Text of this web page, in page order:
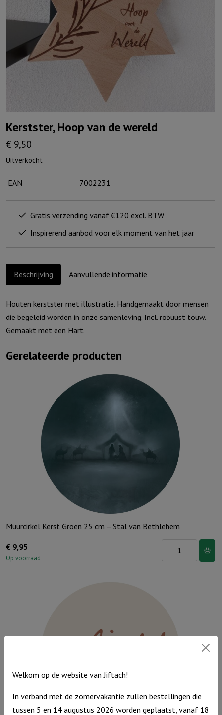
Kerstster, Hoop van de wereld
€ 9,50
Uitverkocht
EAN 7002231
Gratis verzending vanaf €120 excl. BTW
Inspirerend aanbod voor elk moment van het jaar
Beschrijving Aanvullende informatie
Houten kerstster met illustratie. Handgemaakt door mensen
die begeleid worden in onze samenleving. Incl. robuust touw.
Gemaakt met een Hart.
Gerelateerde producten
Muurcirkel Kerst Groen 25 cm – Stal van Bethlehem
€ 9,95
Op voorraad
Muurcirkel
van
Welkom op de website van Jiftach!
In verband met de zomervakantie zullen bestellingen die
tussen 5 en 14 augustus 2026 worden geplaatst, vanaf 18